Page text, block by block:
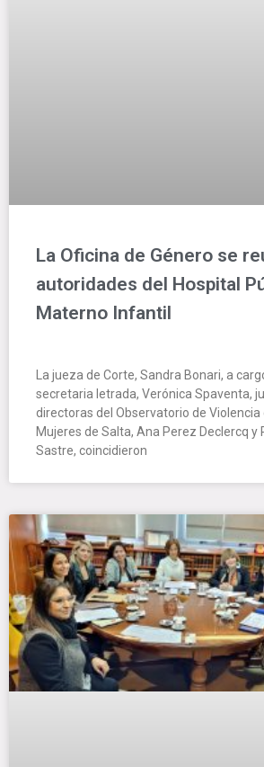
La Oficina de Género se
autoridades del Hospital
Materno Infantil
La jueza de Corte, Sandra Bonari, a
secretaria letrada, Verónica Spaventa,
directoras del Observatorio de Violencia
Mujeres de Salta, Ana Perez Declercq y
Sastre, coincidieron